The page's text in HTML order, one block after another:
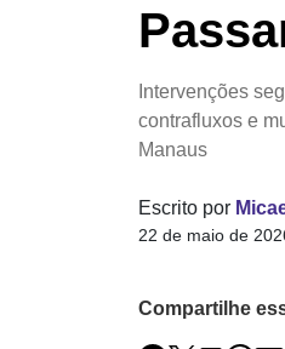
Intervenções
contrafluxos e
Manaus
Escrito por
22 de maio de
Compartilhe